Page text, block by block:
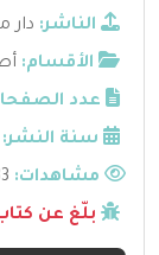
الناشر:
الأقسام:
عدد
سنة النشر:
مشاهدات:
بلّغ عن